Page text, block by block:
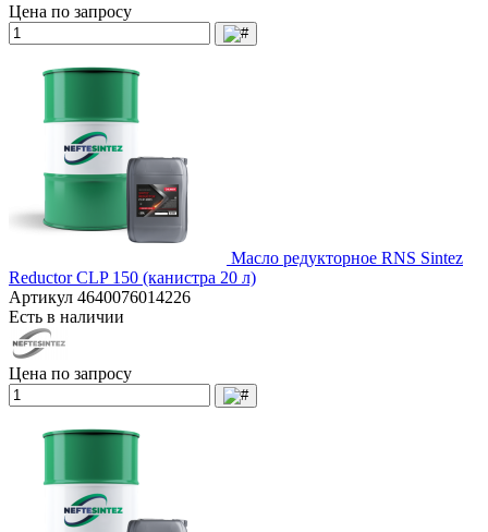
Цена по запросу
Масло редукторное RNS Sintez
Reductor CLP 150 (канистра 20 л)
Артикул 4640076014226
Есть в наличии
Цена по запросу